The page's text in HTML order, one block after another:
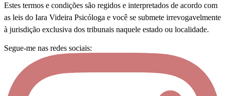
Estes termos e condições são regidos e interpretados de acordo com
as leis do Iara Videira Psicóloga e você se submete irrevogavelmente
à jurisdição exclusiva dos tribunais naquele estado ou localidade.
Segue-me nas redes sociais: